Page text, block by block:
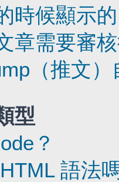
時候顯示
章需要審
（推文
型
？
語法